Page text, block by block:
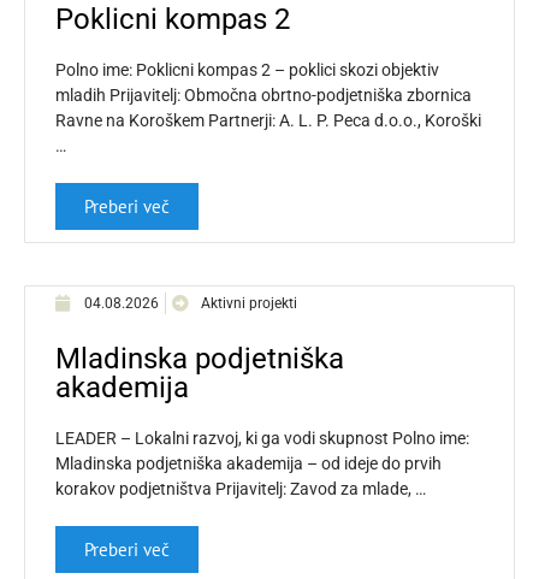
Poklicni kompas 2
Polno ime: Poklicni kompas 2 – poklici skozi objektiv
mladih Prijavitelj: Območna obrtno-podjetniška zbornica
Ravne na Koroškem Partnerji: A. L. P. Peca d.o.o., Koroški
…
Preberi več
04.08.2026 Aktivni projekti
Mladinska podjetniška
akademija
LEADER – Lokalni razvoj, ki ga vodi skupnost Polno ime:
Mladinska podjetniška akademija – od ideje do prvih
korakov podjetništva Prijavitelj: Zavod za mlade, …
Preberi več